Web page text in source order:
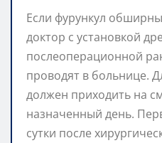
Если фурункул
доктор с установкой
послеоперационной
проводят в больнице.
должен приходить на
назначенный день.
сутки после